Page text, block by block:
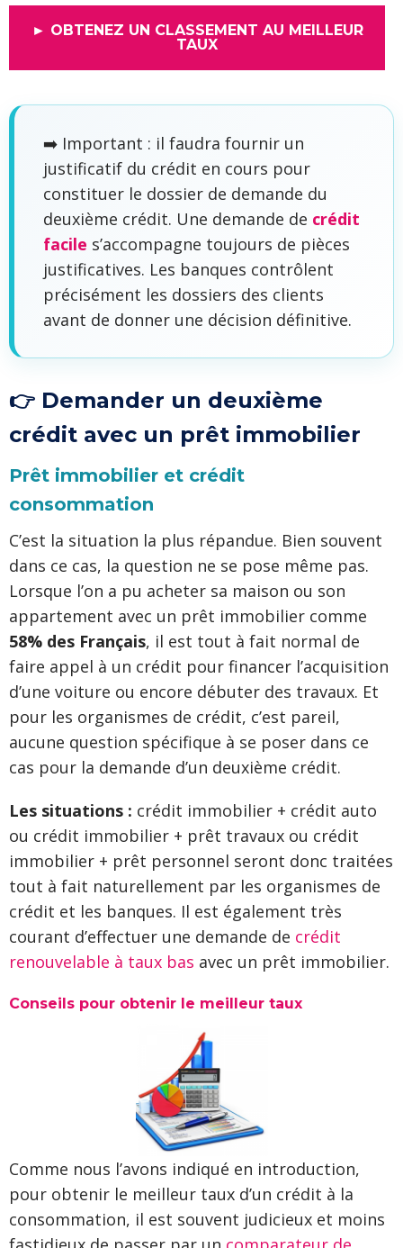
► OBTENEZ UN CLASSEMENT AU MEILLEUR
TAUX
➡️ Important : il faudra fournir un
justificatif du crédit en cours pour
constituer le dossier de demande du
deuxième crédit. Une demande de crédit
facile s’accompagne toujours de pièces
justificatives. Les banques contrôlent
précisément les dossiers des clients
avant de donner une décision définitive.
👉 Demander un deuxième
crédit avec un prêt immobilier
Prêt immobilier et crédit
consommation
C’est la situation la plus répandue. Bien souvent
dans ce cas, la question ne se pose même pas.
Lorsque l’on a pu acheter sa maison ou son
appartement avec un prêt immobilier comme
58% des Français, il est tout à fait normal de
faire appel à un crédit pour financer l’acquisition
d’une voiture ou encore débuter des travaux. Et
pour les organismes de crédit, c’est pareil,
aucune question spécifique à se poser dans ce
cas pour la demande d’un deuxième crédit.
Les situations : crédit immobilier + crédit auto
ou crédit immobilier + prêt travaux ou crédit
immobilier + prêt personnel seront donc traitées
tout à fait naturellement par les organismes de
crédit et les banques. Il est également très
courant d’effectuer une demande de crédit
renouvelable à taux bas avec un prêt immobilier.
Conseils pour obtenir le meilleur taux
Comme nous l’avons indiqué en introduction,
pour obtenir le meilleur taux d’un crédit à la
consommation, il est souvent judicieux et moins